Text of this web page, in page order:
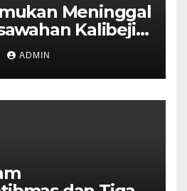
Meninggal
Kalibeji,
Tidak Ada
ADMIN